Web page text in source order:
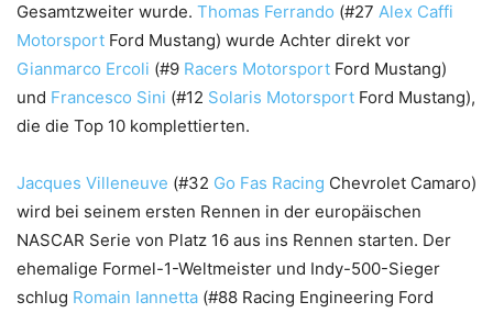
Gesamtzweiter wurde. Thomas Ferrando (#27 Alex Caffi
Motorsport Ford Mustang) wurde Achter direkt vor
Gianmarco Ercoli (#9 Racers Motorsport Ford Mustang)
und Francesco Sini (#12 Solaris Motorsport Ford Mustang),
die die Top 10 komplettierten.
Jacques Villeneuve (#32 Go Fas Racing Chevrolet Camaro)
wird bei seinem ersten Rennen in der europäischen
NASCAR Serie von Platz 16 aus ins Rennen starten. Der
ehemalige Formel-1-Weltmeister und Indy-500-Sieger
schlug Romain Iannetta (#88 Racing Engineering Ford